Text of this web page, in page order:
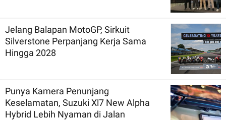
Jelang Balapan MotoGP, Sirkuit
Silverstone Perpanjang Kerja Sama
Hingga 2028
Punya Kamera Penunjang
Keselamatan, Suzuki Xl7 New Alpha
Hybrid Lebih Nyaman di Jalan